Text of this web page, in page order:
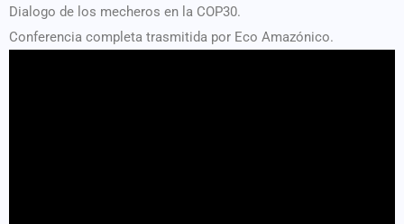
Dialogo de los mecheros en la COP30.
Conferencia completa trasmitida por Eco Amazónico.